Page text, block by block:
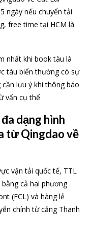
ngày nếu chuyển tải
free time tại HCM là
nhất khi book tàu là
tàu biển thường có sự
lưu ý khi thông báo
vấn cụ thể
dạng hình
từ Qingdao về
vận tải quốc tế, TTL
cả hai phương
(FCL) và hàng lẻ
chính từ cảng Thanh